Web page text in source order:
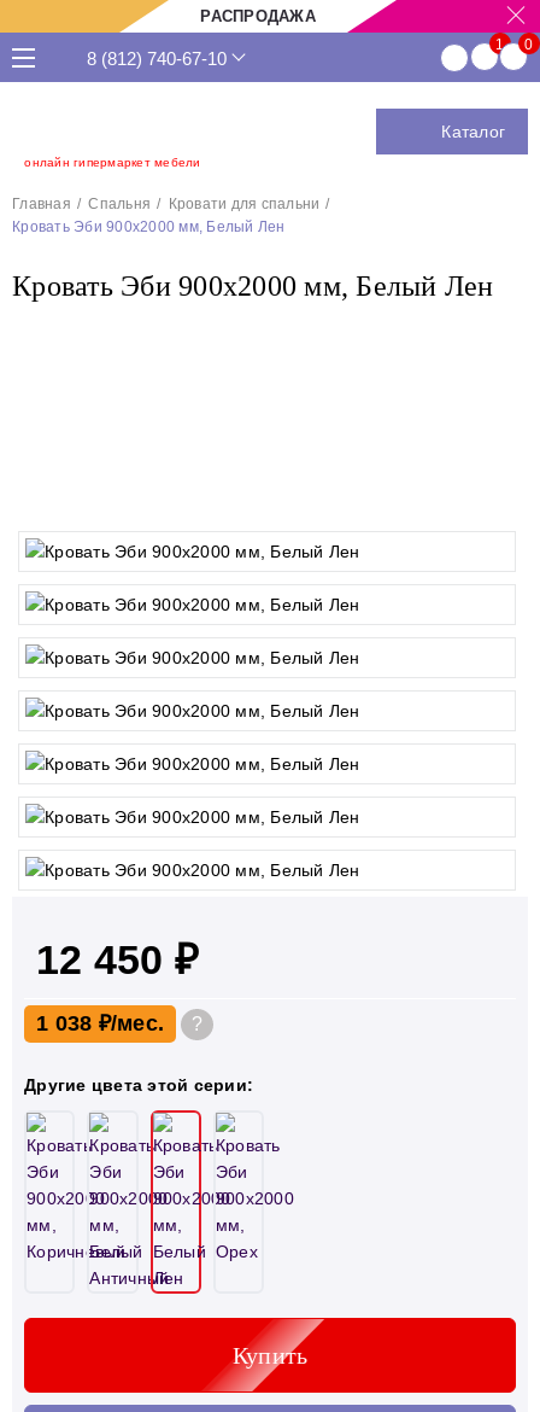
РАСПРОДАЖА
онлайн гипермаркет мебели
8 (812) 740-67-10
Каталог
Главная Спальня
Кровати для спальни
Кровать Эби 900х2000 мм, Белый Лен
Кровать Эби 900х2000 мм, Белый Лен
12 450 ₽
1 038 ₽ ?
Другие цвета этой серии:
Купить